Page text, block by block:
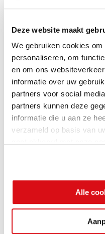
Deze website maakt
We gebruiken cookies
personaliseren, om
en om ons
informatie over uw
partners voor social
partners kunnen deze
informatie die u aan ze
verzameld op basis van
Alle